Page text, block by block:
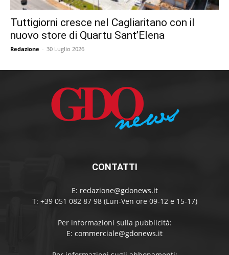
Tuttigiorni cresce nel Cagliaritano con il
nuovo store di Quartu Sant’Elena
Redazione - 30 Luglio 2026
CONTATTI
E: redazione@gdonews.it
T: +39 051 082 87 98 (Lun-Ven ore 09-12 e 15-17)
Per informazioni sulla pubblicità:
E: commerciale@gdonews.it